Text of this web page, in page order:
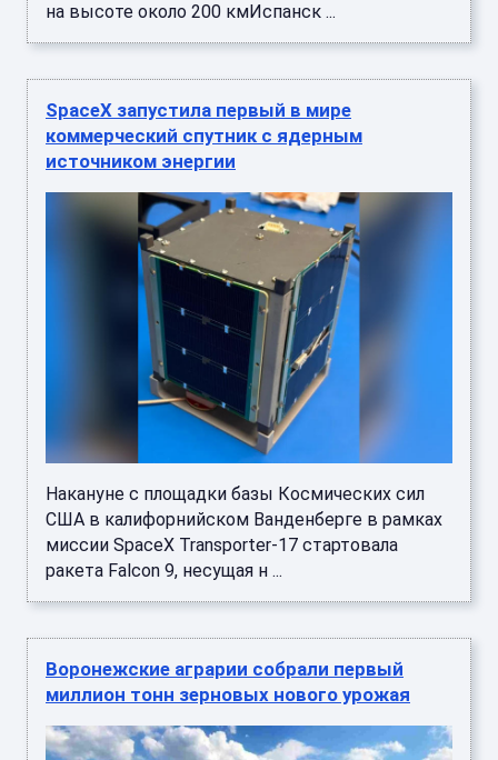
на высоте около 200 кмИспанск ...
SpaceX запустила первый в мире
коммерческий спутник с ядерным
источником энергии
Накануне с площадки базы Космических сил
США в калифорнийском Ванденберге в рамках
миссии SpaceX Transporter-17 стартовала
ракета Falcon 9, несущая н ...
Воронежские аграрии собрали первый
миллион тонн зерновых нового урожая